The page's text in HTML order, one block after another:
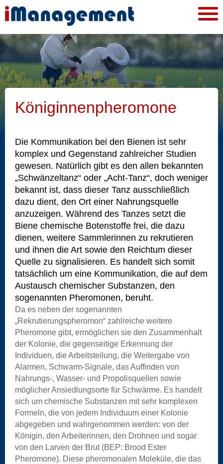
Königinnenpheromone
Die Kommunikation bei den Bienen ist sehr
komplex und Gegenstand zahlreicher Studien
gewesen. Natürlich gibt es den allen bekannten
„Schwänzeltanz“ oder „Acht-Tanz“, doch weniger
bekannt ist, dass dieser Tanz ausschließlich
dazu dient, den Ort einer Nahrungsquelle
anzuzeigen. Während des Tanzes setzt die
Biene chemische Botenstoffe frei, die dazu
dienen, weitere Sammlerinnen zu rekrutieren
und ihnen die Art sowie den Reichtum dieser
Quelle zu signalisieren. Es handelt sich somit
tatsächlich um eine Kommunikation, die auf dem
Austausch chemischer Substanzen, den
sogenannten Pheromonen, beruht.
Da es neben der sogenannten
„Rekrutierungspheromon“ zahlreiche weitere
Pheromone gibt, ermöglichen sie den Zusammenhalt
der Kolonie, die gegenseitige Erkennung der
Individuen, die Arbeitsteilung, die Weitergabe von
Alarmen, Schwarm-Signale, das Auffinden von
Nahrungs-, Wasser- und Propolisquellen sowie
möglicher Ansiedlungsorte für Schwärme. Es handelt
sich um chemische Substanzen mit sehr komplexen
Formeln, die von jedem Individuum einer Kolonie
abgegeben und wahrgenommen werden: von der
Königin, den Arbeiterinnen, den Drohnen und sogar
von den Larven der Brut (BEP: Brood Ester
Pheromone). Diese pheromonalen Moleküle, die das